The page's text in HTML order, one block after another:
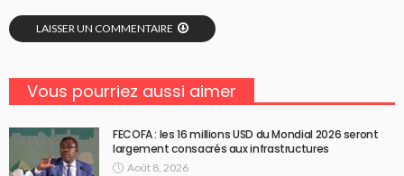
LAISSER UN COMMENTAIRE
Vous pourriez aussi aimer
FECOFA : les 16 millions USD du Mondial 2026 seront
largement consacrés aux infrastructures
Août 8, 2026